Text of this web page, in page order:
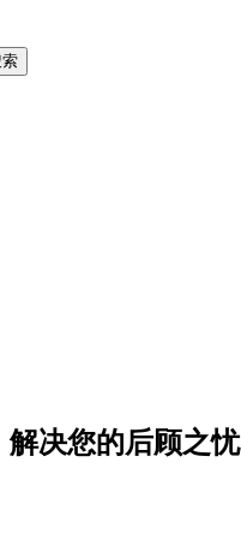
决您的后顾之忧